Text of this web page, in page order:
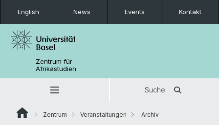
English News Events Kontakt
Zentrum für
Afrikastudien
Suche
Zentrum Veranstaltungen Archiv